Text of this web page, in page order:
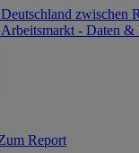
zwischen
- Daten &
Report